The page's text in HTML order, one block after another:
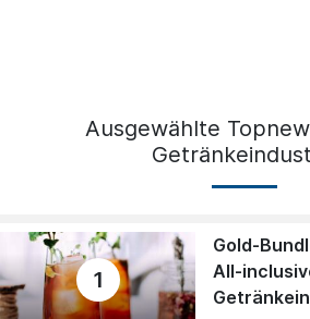
Ausgewählte
1
Gold-
All-